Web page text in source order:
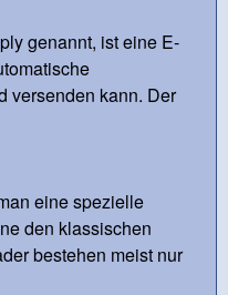
genannt, ist eine E-
versenden kann. Der
eine spezielle
den klassischen
bestehen meist nur